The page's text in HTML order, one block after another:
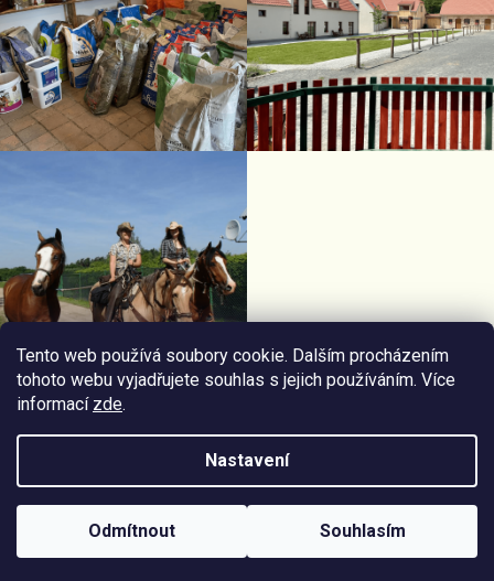
Tento web používá soubory cookie. Dalším procházením
tohoto webu vyjadřujete souhlas s jejich používáním. Více
informací zde.
Nastavení
Odmítnout Souhlasím
Vytvořil
Shoptetu